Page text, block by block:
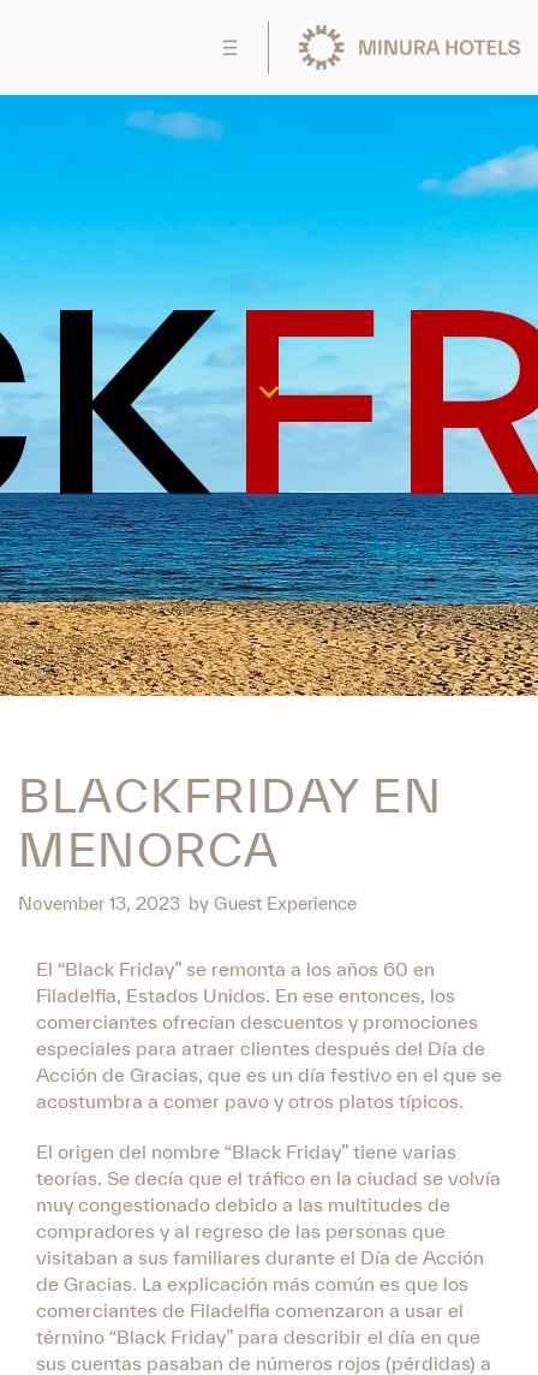
BLACKFRIDAY EN
MENORCA
November 13, 2023 by Guest Experience
El “Black Friday” se remonta a los años 60 en
Filadelfia, Estados Unidos. En ese entonces, los
comerciantes ofrecían descuentos y promociones
especiales para atraer clientes después del Día de
Acción de Gracias, que es un día festivo en el que se
acostumbra a comer pavo y otros platos típicos.
El origen del nombre “Black Friday” tiene varias
teorías. Se decía que el tráfico en la ciudad se volvía
muy congestionado debido a las multitudes de
compradores y al regreso de las personas que
visitaban a sus familiares durante el Día de Acción
de Gracias. La explicación más común es que los
comerciantes de Filadelfia comenzaron a usar el
término “Black Friday” para describir el día en que
sus cuentas pasaban de números rojos (pérdidas) a